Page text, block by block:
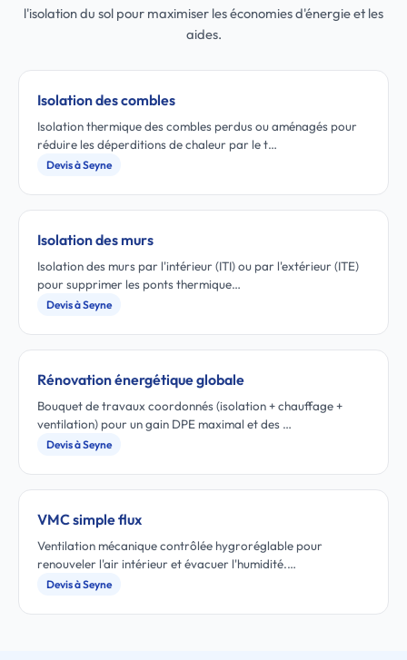
l'isolation du sol pour maximiser les économies d'énergie et les
aides.
Isolation des combles
Isolation thermique des combles perdus ou aménagés pour
réduire les déperditions de chaleur par le t…
Devis à Seyne
Isolation des murs
Isolation des murs par l'intérieur (ITI) ou par l'extérieur (ITE)
pour supprimer les ponts thermique…
Devis à Seyne
Rénovation énergétique globale
Bouquet de travaux coordonnés (isolation + chauffage +
ventilation) pour un gain DPE maximal et des …
Devis à Seyne
VMC simple flux
Ventilation mécanique contrôlée hygroréglable pour
renouveler l'air intérieur et évacuer l'humidité.…
Devis à Seyne